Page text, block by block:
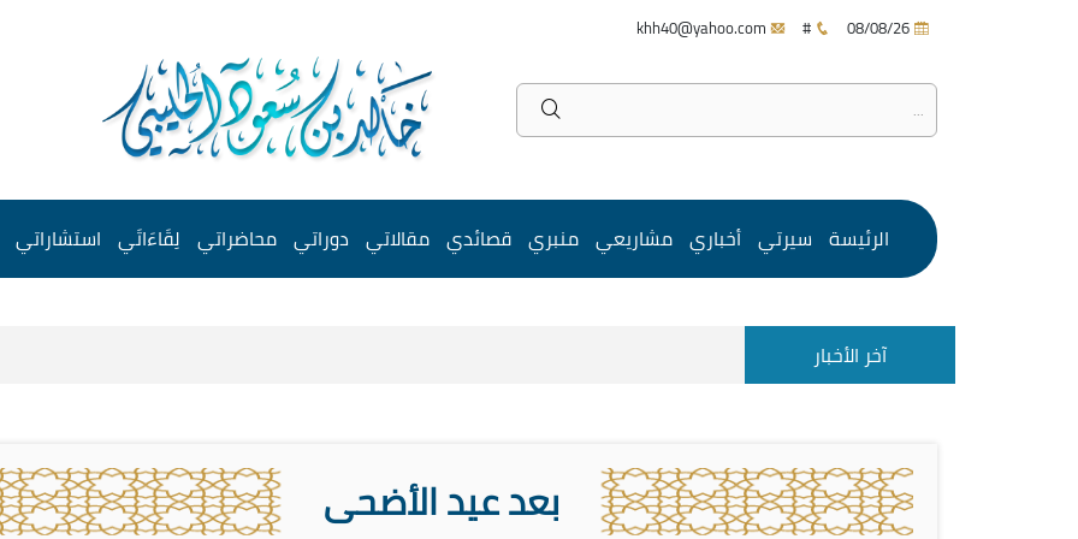
#
الرئيسة سيرتي أخباري مشاريعي منبري قصائدي مقالاتي دوراتي محاضراتي لِقَاءَاتَي استشاراتي
آخر الأخبار
بعد عيد الأضحى